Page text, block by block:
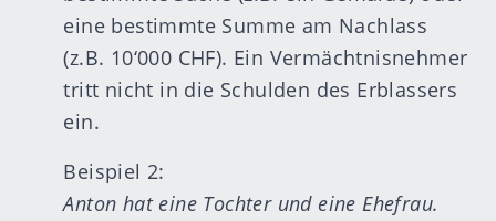
eine bestimmte Summe am Nachlass
(z.B. 10‘000 CHF). Ein Vermächtnisnehmer
tritt nicht in die Schulden des Erblassers
ein.
Beispiel 2:
Anton hat eine Tochter und eine Ehefrau.